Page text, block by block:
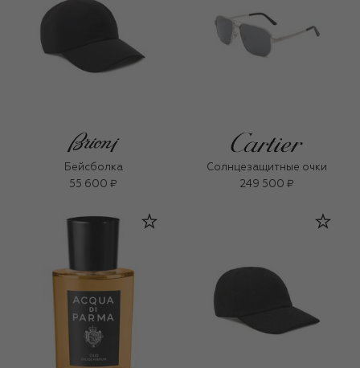
Бейсболка
55 600 ₽
Солнцезащитные очки
249 500 ₽